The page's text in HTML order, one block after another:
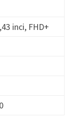
inci, FHD+